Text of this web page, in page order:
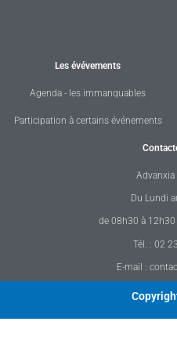
Les évévements
Agenda - les immanquables
Participation à certains événements
Du Lundi
de 08h30 à
Tél. : 02
E-mail :